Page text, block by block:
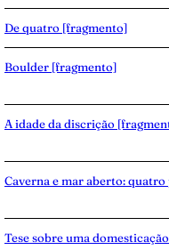
De quatro [fragmento]
Boulder [fragmento]
A idade da discrição
Caverna e mar aberto: quatro
Tese sobre uma